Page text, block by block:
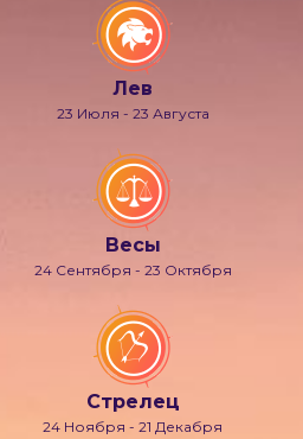
Лев
23 Июля - 23 Августа
Весы
24 Сентября - 23 Октября
Стрелец
24 Ноября - 21 Декабря